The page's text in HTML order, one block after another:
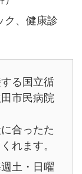
ク、健康診
る国立循
市民病院
合ったた
れます。
土・日曜